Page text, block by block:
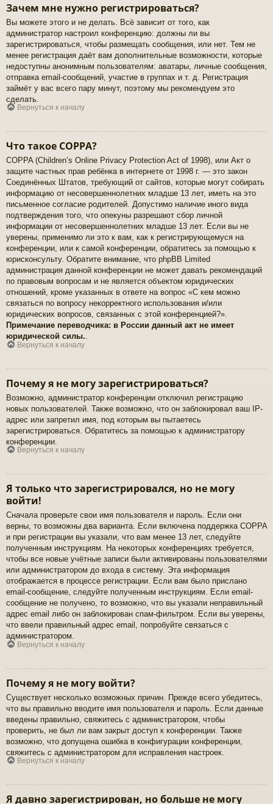
Зачем мне нужно регистрироваться?
Вы можете этого и не делать. Всё зависит от того, как
администратор настроил конференцию: должны ли вы
зарегистрироваться, чтобы размещать сообщения, или нет. Тем не
менее регистрация даёт вам дополнительные возможности, которые
недоступны анонимным пользователям: аватары, личные сообщения,
отправка email-сообщений, участие в группах и т. д. Регистрация
займёт у вас всего пару минут, поэтому мы рекомендуем это
сделать.
Вернуться к началу
Что такое COPPA?
COPPA (Children’s Online Privacy Protection Act of 1998), или Акт о
защите частных прав ребёнка в интернете от 1998 г. — это закон
Соединённых Штатов, требующий от сайтов, которые могут собирать
информацию от несовершеннолетних младше 13 лет, иметь на это
письменное согласие родителей. Допустимо наличие иного вида
подтверждения того, что опекуны разрешают сбор личной
информации от несовершеннолетних младше 13 лет. Если вы не
уверены, применимо ли это к вам, как к регистрирующемуся на
конференции, или к самой конференции, обратитесь за помощью к
юрисконсульту. Обратите внимание, что phpBB Limited
администрация данной конференции не может давать рекомендаций
по правовым вопросам и не является объектом юридических
отношений, кроме указанных в ответе на вопрос «С кем можно
связаться по вопросу некорректного использования и/или
юридических вопросов, связанных с этой конференцией?».
Примечание переводчика: в России данный акт не имеет
юридической силы..
Вернуться к началу
Почему я не могу зарегистрироваться?
Возможно, администратор конференции отключил регистрацию
новых пользователей. Также возможно, что он заблокировал ваш IP-
адрес или запретил имя, под которым вы пытаетесь
зарегистрироваться. Обратитесь за помощью к администратору
конференции.
Вернуться к началу
Я только что зарегистрировался, но не могу
войти!
Сначала проверьте свои имя пользователя и пароль. Если они
верны, то возможны два варианта. Если включена поддержка COPPA
и при регистрации вы указали, что вам менее 13 лет, следуйте
полученным инструкциям. На некоторых конференциях требуется,
чтобы все новые учётные записи были активированы пользователями
или администратором до входа в систему. Эта информация
отображается в процессе регистрации. Если вам было прислано
email-сообщение, следуйте полученным инструкциям. Если email-
сообщение не получено, то возможно, что вы указали неправильный
адрес email либо он заблокирован спам-фильтром. Если вы уверены,
что ввели правильный адрес email, попробуйте связаться с
администратором.
Вернуться к началу
Почему я не могу войти?
Существует несколько возможных причин. Прежде всего убедитесь,
что вы правильно вводите имя пользователя и пароль. Если данные
введены правильно, свяжитесь с администратором, чтобы
проверить, не был ли вам закрыт доступ к конференции. Также
возможно, что допущена ошибка в конфигурации конференции,
свяжитесь с администратором для исправления настроек.
Вернуться к началу
Я давно зарегистрирован, но больше не могу